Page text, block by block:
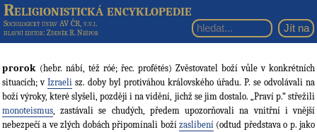
Religionistická encyklopedie
Sociologický ústav AV ČR, v.v.i.
hlavní editor: Zdeněk R. Nešpor
prorok (hebr. nábí, též róé; řec. profétés) Zvěstovatel boží vůle v konkrétních
situacích; v Izraeli sz. doby byl protiváhou královského úřadu. P. se odvolávali na
boží výroky, které slyšeli, později i na vidění, jichž se jim dostalo. „Praví p.“ střežili
monoteismus, zastávali se chudých, předem upozorňovali na vnitřní i vnější
nebezpečí a ve zlých dobách připomínali boží zaslíbení(odtud představa o p. jako